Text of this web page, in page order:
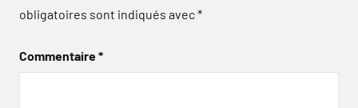
obligatoires sont indiqués avec*
Commentaire*